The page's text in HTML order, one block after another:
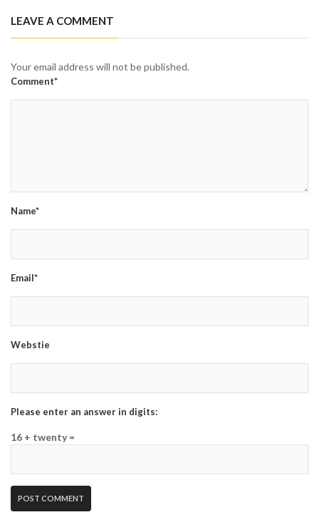
LEAVE A COMMENT
Your email address will not be published.
Comment*
Name*
Email*
Webstie
Please enter an answer in digits:
16 + twenty =